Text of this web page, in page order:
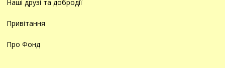
Наші друзі та добродії
Привітання
Про Фонд